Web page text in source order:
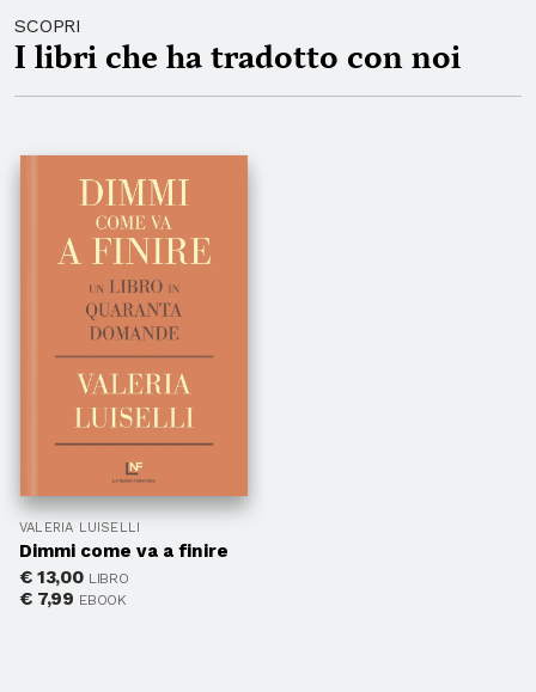
SCOPRI
I libri che ha tradotto con noi
VALERIA LUISELLI
Dimmi come va a finire
€13,00 LIBRO
€7,99 EBOOK